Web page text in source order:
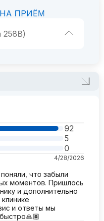
ПРИЁМ
258В)
92
5
0
4/28/2026
что забыли
моментов. Пришлось
и дополнительно
и ответы мы